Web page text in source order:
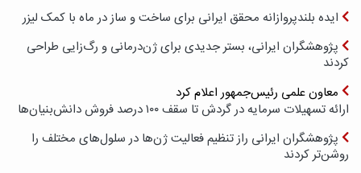
ایده بلندپروازانه محقق ایرانی برای ساخت و ساز در ماه با کمک لیزر
پژوهشگران ایرانی، بستر جدیدی برای ژن‌درمانی و رگ‌زایی طراحی
کردند
معاون علمی رئیس‌جمهور اعلام کرد
ارائه تسهیلات سرمایه در گردش تا سقف ۱۰۰ درصد فروش دانش‌بنیان‌ها
پژوهشگران ایرانی راز تنظیم فعالیت ژن‌ها در سلول‌های مختلف را
روشن‌تر کردند